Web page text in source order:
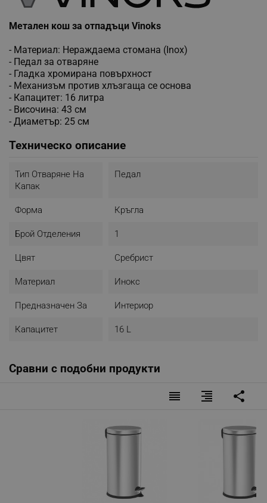
Метален кош за отпадъци Vinoks
- Материал: Нераждаема стомана (Inox)
- Педал за отваряне
- Гладка хромирана повърхност
- Механизъм против хлъзгаща се основа
- Капацитет: 16 литра
- Височина: 43 см
- Диаметър: 25 см
Техническо описание
Тип Отваряне На
Капак
Педал
Форма Кръгла
Брой Отделения 1
Цвят Сребрист
Материал Инокс
Предназначен За Интериор
Капацитет 16 L
Сравни с подобни продукти
reorder format_align_right share